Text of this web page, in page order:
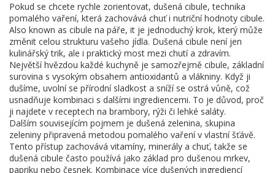
Pokud se chcete rychle zorientovat, dušená cibule,technika
pomalého vaření, která zachovává chuť i nutriční hodnoty cibule.
Also known as cibule na páře, it je jednoduchý krok, který může
změnit celou strukturu vašeho jídla. Dušená cibule není jen
kulinářský trik, ale i praktický most mezi chutí a zdravím.
Největší hvězdou každé kuchyně je samozřejmě cibule, základní
surovina s vysokým obsahem antioxidantů a vlákniny. Když ji
dušíme, uvolní se přírodní sladkost a sníží se ostrá vůně, což
usnadňuje kombinaci s dalšími ingrediencemi. To je důvod, proč
ji najdete v receptech na brambory, rýži či lehké saláty.
Dalším souvisejícím pojmem je dušená zelenina, skupina
zeleniny připravená metodou pomalého vaření v vlastní šťávě.
Tento přístup zachovává vitamíny, minerály a chuť, takže se
dušená cibule často používá jako základ pro dušenou mrkev,
papriku nebo česnek. Kombinace více dušených ingrediencí